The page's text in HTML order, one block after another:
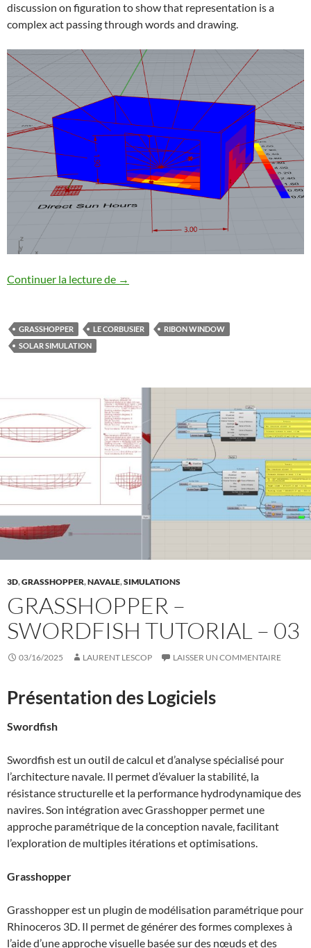
discussion on figuration to show that representation is a
complex act passing through words and drawing.
Continuer la lecture de The ribon window simulation
→
GRASSHOPPER LE CORBUSIER
RIBON WINDOW
SOLAR SIMULATION
3D,GRASSHOPPER,NAVALE,SIMULATIONS
GRASSHOPPER –
SWORDFISH TUTORIAL – 03
03/16/2025 LAURENT LESCOP LAISSER UN COMMENTAIRE
Présentation des Logiciels
Swordfish
Swordfish est un outil de calcul et d’analyse spécialisé pour
l’architecture navale. Il permet d’évaluer la stabilité, la
résistance structurelle et la performance hydrodynamique des
navires. Son intégration avec Grasshopper permet une
approche paramétrique de la conception navale, facilitant
l’exploration de multiples itérations et optimisations.
Grasshopper
Grasshopper est un plugin de modélisation paramétrique pour
Rhinoceros 3D. Il permet de générer des formes complexes à
l’aide d’une approche visuelle basée sur des nœuds et des